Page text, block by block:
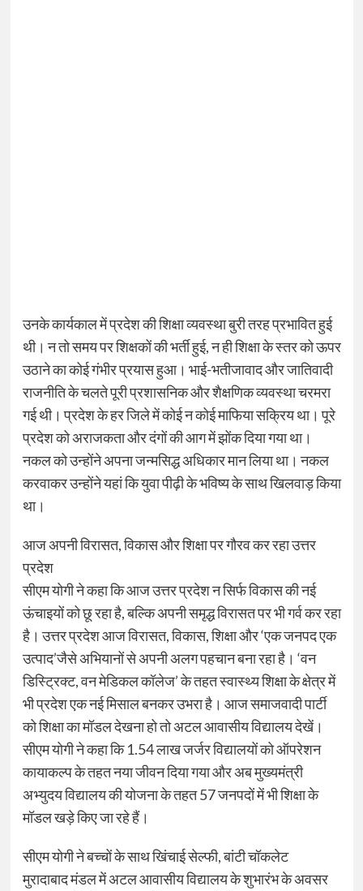
उनके कार्यकाल में प्रदेश की शिक्षा व्यवस्था बुरी तरह प्रभावित हुई
थी। न तो समय पर शिक्षकों की भर्ती हुई, न ही शिक्षा के स्तर को ऊपर
उठाने का कोई गंभीर प्रयास हुआ। भाई-भतीजावाद और जातिवादी
राजनीति के चलते पूरी प्रशासनिक और शैक्षणिक व्यवस्था चरमरा
गई थी। प्रदेश के हर जिले में कोई न कोई माफिया सक्रिय था। पूरे
प्रदेश को अराजकता और दंगों की आग में झोंक दिया गया था।
नकल को उन्होंने अपना जन्मसिद्ध अधिकार मान लिया था। नकल
करवाकर उन्होंने यहां कि युवा पीढ़ी के भविष्य के साथ खिलवाड़ किया
था।
आज अपनी विरासत, विकास और शिक्षा पर गौरव कर रहा उत्तर
प्रदेश
सीएम योगी ने कहा कि आज उत्तर प्रदेश न सिर्फ विकास की नई
ऊंचाइयों को छू रहा है, बल्कि अपनी समृद्ध विरासत पर भी गर्व कर रहा
है। उत्तर प्रदेश आज विरासत, विकास, शिक्षा और ‘एक जनपद एक
उत्पाद’जैसे अभियानों से अपनी अलग पहचान बना रहा है। ‘वन
डिस्ट्रिक्ट, वन मेडिकल कॉलेज’ के तहत स्वास्थ्य शिक्षा के क्षेत्र में
भी प्रदेश एक नई मिसाल बनकर उभरा है। आज समाजवादी पार्टी
को शिक्षा का मॉडल देखना हो तो अटल आवासीय विद्यालय देखें।
सीएम योगी ने कहा कि 1.54 लाख जर्जर विद्यालयों को ऑपरेशन
कायाकल्प के तहत नया जीवन दिया गया और अब मुख्यमंत्री
अभ्युदय विद्यालय की योजना के तहत 57 जनपदों में भी शिक्षा के
मॉडल खड़े किए जा रहे हैं।
सीएम योगी ने बच्चों के साथ खिंचाई सेल्फी, बांटी चॉकलेट
मुरादाबाद मंडल में अटल आवासीय विद्यालय के शुभारंभ के अवसर